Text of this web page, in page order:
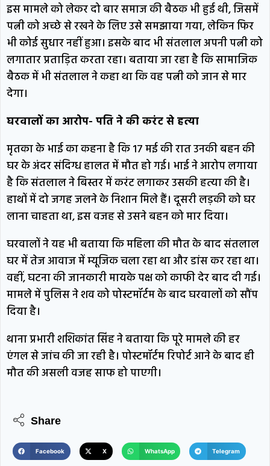
इस मामले को लेकर दो बार समाज की बैठक भी हुई थी, जिसमें
पत्नी को अच्छे से रखने के लिए उसे समझाया गया, लेकिन फिर
भी कोई सुधार नहीं हुआ। इसके बाद भी संतलाल अपनी पत्नी को
लगातार प्रताड़ित करता रहा। बताया जा रहा है कि सामाजिक
बैठक में भी संतलाल ने कहा था कि वह पत्नी को जान से मार
देगा।
घरवालों का आरोप- पति ने की करंट से हत्या
मृतका के भाई का कहना है कि 17 मई की रात उनकी बहन की
घर के अंदर संदिग्ध हालत में मौत हो गई। भाई ने आरोप लगाया
है कि संतलाल ने बिस्तर में करंट लगाकर उसकी हत्या की है।
हाथों में दो जगह जलने के निशान मिले हैं। दूसरी लड़की को घर
लाना चाहता था, इस वजह से उसने बहन को मार दिया।
घरवालों ने यह भी बताया कि महिला की मौत के बाद संतलाल
घर में तेज आवाज में म्यूजिक चला रहा था और डांस कर रहा था।
वहीं, घटना की जानकारी मायके पक्ष को काफी देर बाद दी गई।
मामले में पुलिस ने शव को पोस्टमॉर्टम के बाद घरवालों को सौंप
दिया है।
थाना प्रभारी शशिकांत सिंह ने बताया कि पूरे मामले की हर
एंगल से जांच की जा रही है। पोस्टमॉर्टम रिपोर्ट आने के बाद ही
मौत की असली वजह साफ हो पाएगी।
Share
Facebook X WhatsApp Telegram